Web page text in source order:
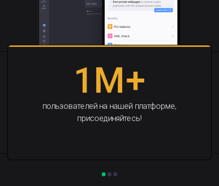
1M+
пользователей на нашей платформе,
присоединяйтесь!